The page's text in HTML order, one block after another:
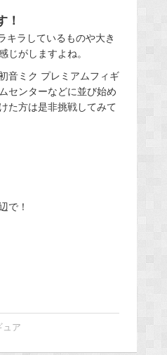
！
キラしているものや大き
じがしますよね。
音ミク プレミアムフィギ
センターなどに並び始め
た方は是非挑戦してみて
で！
ュア